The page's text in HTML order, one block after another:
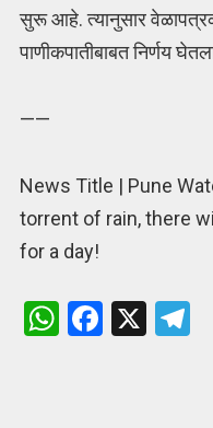
सुरू आहे. त्यानुसार
पाणीकपातीबाबत निर्णय
——
News Title | Pune
torrent of rain, there
for a day!
W F X T